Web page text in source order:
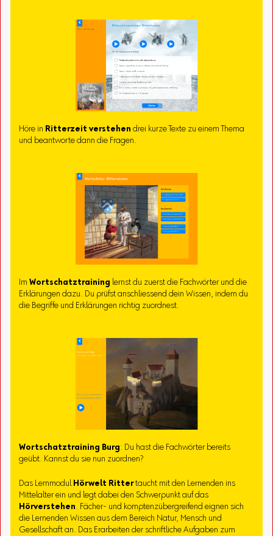
Höre in Ritterzeit verstehen drei kurze Texte zu einem Thema
und beantworte dann die Fragen.
ImWortschatztraining lernst du zuerst die Fachwörter und die
Erklärungen dazu. Du prüfst anschliessend dein Wissen, indem du
die Begriffe und Erklärungen richtig zuordnest.
Wortschatztraining Burg: Du hast die Fachwörter bereits
geübt. Kannst du sie nun zuordnen?
Das Lernmodul Hörwelt Rittertaucht mit den Lernenden ins
Mittelalter ein und legt dabei den Schwerpunkt auf das
Hörverstehen. Fächer- und komptenzübergreifend eignen sich
die Lernenden Wissen aus dem Bereich Natur, Mensch und
Gesellschaft an. Das Erarbeiten der schriftliche Aufgaben zum